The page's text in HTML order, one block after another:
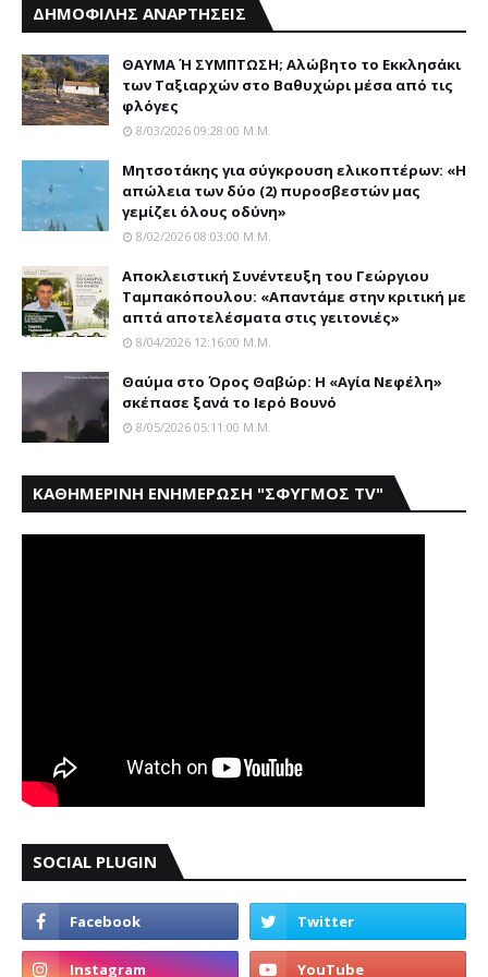
ΔΗΜΟΦΙΛΗΣ ΑΝΑΡΤΗΣΕΙΣ
ΘΑΥΜΑ Ή ΣΥΜΠΤΩΣΗ; Aλώβητο το Eκκλησάκι
των Tαξιαρχών στο Bαθυχώρι μέσα από τις
φλόγες
8/03/2026 09:28:00 Μ.μ.
Μητσοτάκης για σύγκρουση ελικοπτέρων: «Η
απώλεια των δύο (2) πυροσβεστών μας
γεμίζει όλους οδύνη»
8/02/2026 08:03:00 Μ.μ.
Αποκλειστική Συνέντευξη του Γεώργιου
Ταμπακόπουλου: «Απαντάμε στην κριτική με
απτά αποτελέσματα στις γειτονιές»
8/04/2026 12:16:00 Μ.μ.
Θαύμα στο Όρος Θαβώρ: H «Aγία Nεφέλη»
σκέπασε ξανά το Iερό Bουνό
8/05/2026 05:11:00 Μ.μ.
ΚΑΘΗΜΕΡΙΝΗ ΕΝΗΜΕΡΩΣΗ "ΣΦΥΓΜΟΣ TV"
SOCIAL PLUGIN